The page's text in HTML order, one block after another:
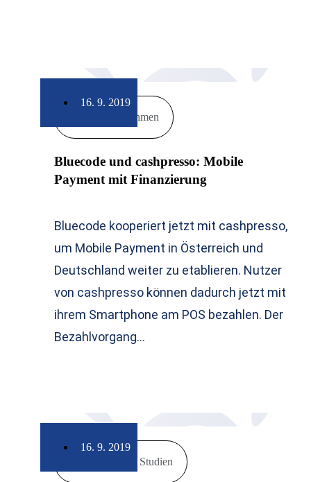
16. 9. 2019
Unternehmen
Bluecode und cashpresso: Mobile
Payment mit Finanzierung
Bluecode kooperiert jetzt mit cashpresso,
um Mobile Payment in Österreich und
Deutschland weiter zu etablieren. Nutzer
von cashpresso können dadurch jetzt mit
ihrem Smartphone am POS bezahlen. Der
Bezahlvorgang…
16. 9. 2019
Markt & Studien